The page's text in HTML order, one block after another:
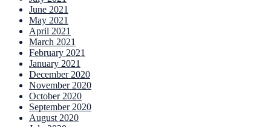
June 2021
May 2021
April 2021
March 2021
February 2021
January 2021
December 2020
November 2020
October 2020
September 2020
August 2020